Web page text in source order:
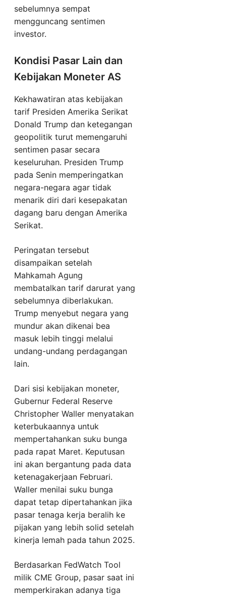
sebelumnya sempat
mengguncang sentimen
investor.
Kondisi Pasar Lain dan
Kebijakan Moneter AS
Kekhawatiran atas kebijakan
tarif Presiden Amerika Serikat
Donald Trump dan ketegangan
geopolitik turut memengaruhi
sentimen pasar secara
keseluruhan. Presiden Trump
pada Senin memperingatkan
negara-negara agar tidak
menarik diri dari kesepakatan
dagang baru dengan Amerika
Serikat.
Peringatan tersebut
disampaikan setelah
Mahkamah Agung
membatalkan tarif darurat yang
sebelumnya diberlakukan.
Trump menyebut negara yang
mundur akan dikenai bea
masuk lebih tinggi melalui
undang-undang perdagangan
lain.
Dari sisi kebijakan moneter,
Gubernur Federal Reserve
Christopher Waller menyatakan
keterbukaannya untuk
mempertahankan suku bunga
pada rapat Maret. Keputusan
ini akan bergantung pada data
ketenagakerjaan Februari.
Waller menilai suku bunga
dapat tetap dipertahankan jika
pasar tenaga kerja beralih ke
pijakan yang lebih solid setelah
kinerja lemah pada tahun 2025.
Berdasarkan FedWatch Tool
milik CME Group, pasar saat ini
memperkirakan adanya tiga